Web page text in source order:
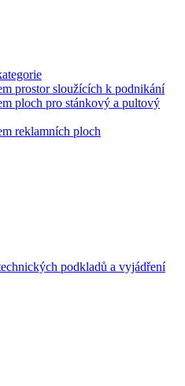
prostor sloužících k podnikání
ploch pro stánkový a pultový
reklamních ploch
podkladů a vyjádření